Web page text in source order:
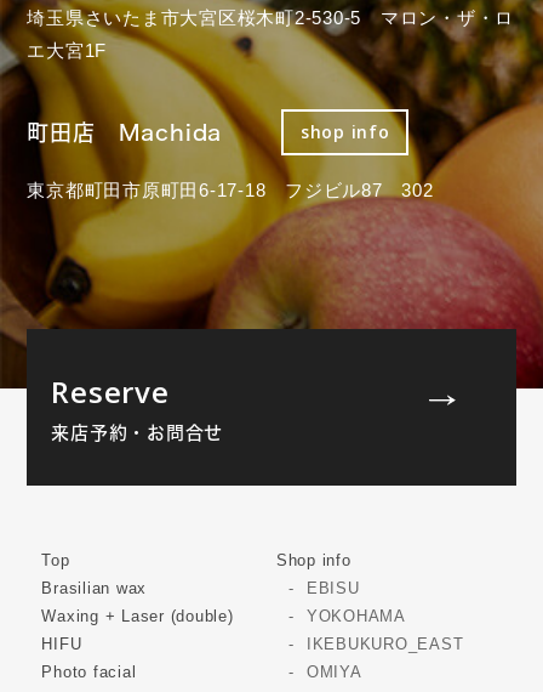
埼玉県さいたま市大宮区桜木町2-530-5 マロン・ザ・ロ
エ大宮1F
町田店 Machida shop info
東京都町田市原町田6-17-18 フジビル87 302
Reserve
来店予約・お問合せ
Top
Brasilian wax
Waxing + Laser (double)
HIFU
Photo facial
Shop info
EBISU
YOKOHAMA
IKEBUKURO_EAST
OMIYA